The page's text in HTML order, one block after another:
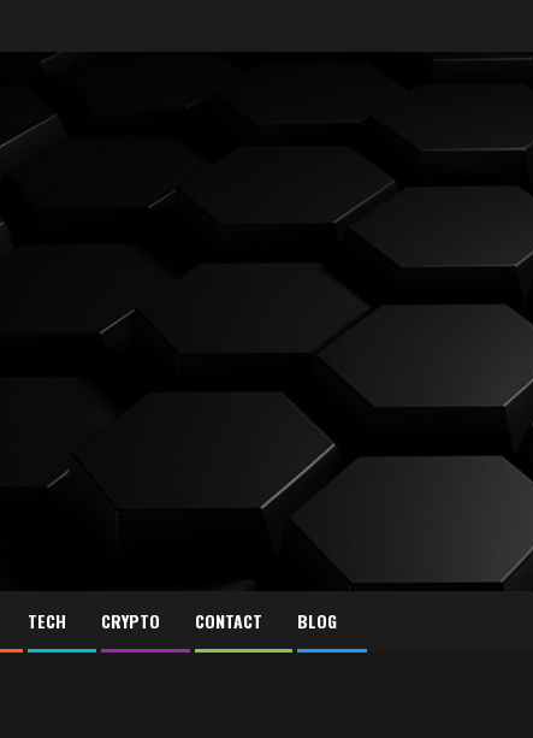
TECH CRYPTO CONTACT BLOG